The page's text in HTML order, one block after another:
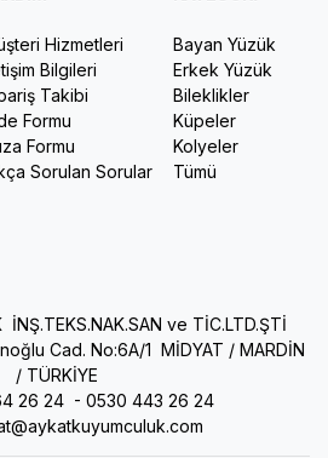
Hizmetleri
Bilgileri
Takibi
Formu
Formu
Sorulan Sorular
Bayan Yüzük
Erkek Yüzük
Bileklikler
Küpeler
Kolyeler
Tümü
İNŞ.TEKS.NAK.SAN ve TİC.LTD.ŞTİ
Cad. No:6A/1 MİDYAT / MARDİN
/ TÜRKİYE
26 24 - 0530 443 26 24